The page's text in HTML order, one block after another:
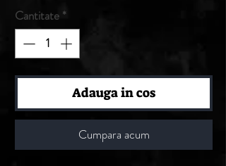
Cantitate *
Adauga in cos
Cumpara acum